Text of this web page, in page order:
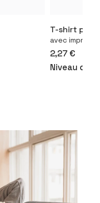
T-shirt pour
avec imprimé
2,27 €
Niveau de